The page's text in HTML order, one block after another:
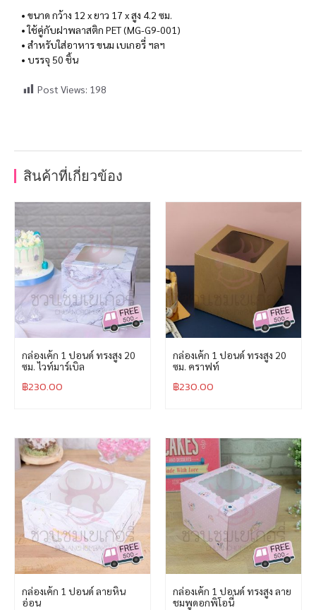
• ขนาด กว้าง 12 x ยาว 17 x สูง 4.2 ซม.
• ใช้คู่กับฝาพลาสติก PET (MG-G9-001)
• สำหรับใส่อาหาร ขนม เบเกอรี่ ฯลฯ
• บรรจุ 50 ชิ้น
Post Views: 198
สินค้าที่เกี่ยวข้อง
กล่องเค้ก 1 ปอนด์ ทรงสูง 20
ซม. ไวท์มาร์เบิล
฿230.00
กล่องเค้ก 1 ปอนด์ ทรงสูง 20
ซม. คราฟท์
฿230.00
กล่องเค้ก 1 ปอนด์ ลายหิน
อ่อน
กล่องเค้ก 1 ปอนด์ ทรงสูง ลาย
ชมพูดอกพิโอนี่